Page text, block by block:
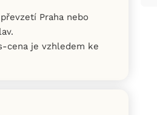
Praha nebo
cena je vzhledem ke